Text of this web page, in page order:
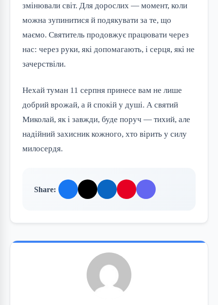
змінювали світ. Для дорослих — момент, коли
можна зупинитися й подякувати за те, що
маємо. Святитель продовжує працювати через
нас: через руки, які допомагають, і серця, які не
зачерствіли.
Нехай туман 11 серпня принесе вам не лише
добрий врожай, а й спокій у душі. А святий
Миколай, як і завжди, буде поруч — тихий, але
надійний захисник кожного, хто вірить у силу
милосердя.
Share: